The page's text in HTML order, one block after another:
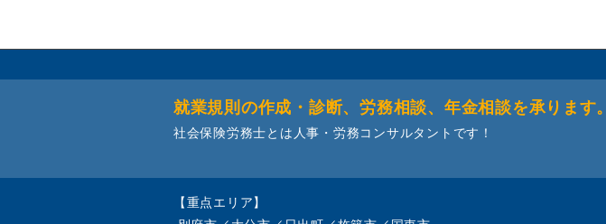
就業規則の作成・診断、労務相談、年金相談を承ります。
社会保険労務士とは人事・労務コンサルタントです！
【重点エリア】